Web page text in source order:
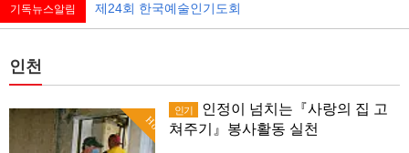
기독뉴스알림 제24회 한국예술인기도회
인천
Hot
인기
인정이 넘치는『사랑의 집 고
쳐주기』봉사활동 실천